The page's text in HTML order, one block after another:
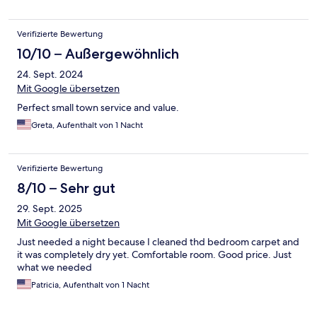
Verifizierte Bewertung
10/10 – Außergewöhnlich
24. Sept. 2024
Mit Google übersetzen
Perfect small town service and value.
Greta, Aufenthalt von 1 Nacht
Verifizierte Bewertung
8/10 – Sehr gut
29. Sept. 2025
Mit Google übersetzen
Just needed a night because I cleaned thd bedroom carpet and
it was completely dry yet. Comfortable room. Good price. Just
what we needed
Patricia, Aufenthalt von 1 Nacht